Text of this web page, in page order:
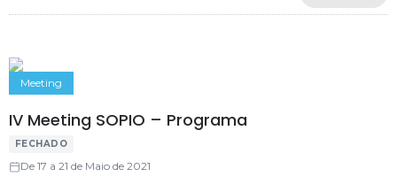
Meeting
IV Meeting SOPIO – Programa
FECHADO
De 17 a 21 de Maio de 2021